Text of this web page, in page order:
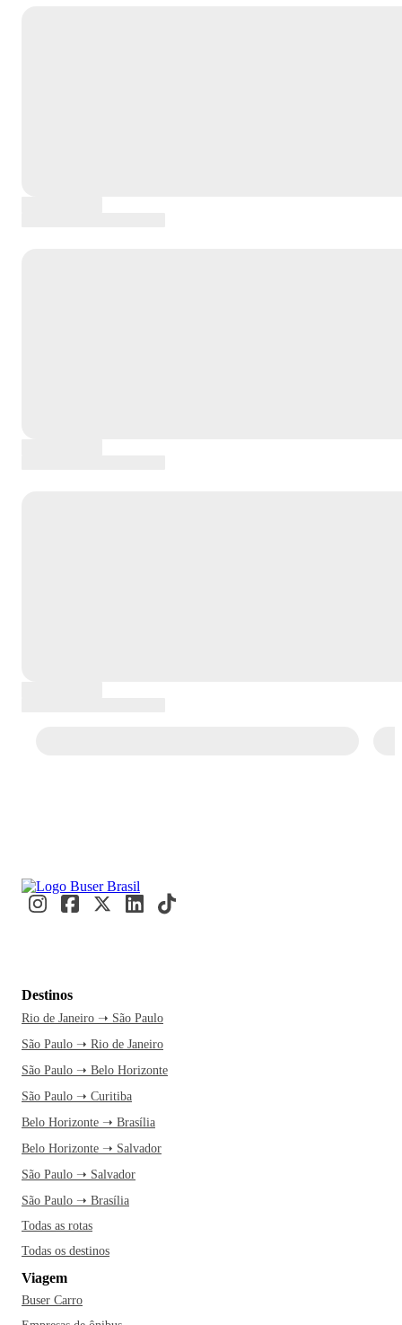
Destinos
Rio de Janeiro ➝ São Paulo
São Paulo ➝ Rio de Janeiro
São Paulo ➝ Belo Horizonte
São Paulo ➝ Curitiba
Belo Horizonte ➝ Brasília
Belo Horizonte ➝ Salvador
São Paulo ➝ Salvador
São Paulo ➝ Brasília
Todas as rotas
Todas os destinos
Viagem
Buser Carro